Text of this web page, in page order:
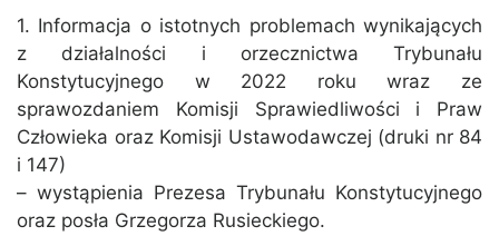
1. Informacja o istotnych problemach wynikających
z działalności i orzecznictwa Trybunału
Konstytucyjnego w 2022 roku wraz ze
sprawozdaniem Komisji Sprawiedliwości i Praw
Człowieka oraz Komisji Ustawodawczej (druki nr 84
i 147)
– wystąpienia Prezesa Trybunału Konstytucyjnego
oraz posła Grzegorza Rusieckiego.